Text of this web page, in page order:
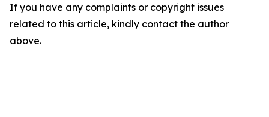
If you have any complaints or copyright issues
related to this article, kindly contact the author
above.